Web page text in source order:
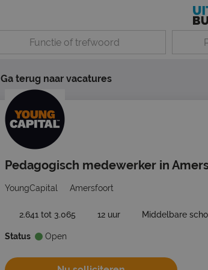
Ga terug naar vacatures
Pedagogisch medewerker in
YoungCapital Amersfoort
2.641 tot 3.065 12 uur Middelbare
Status Open